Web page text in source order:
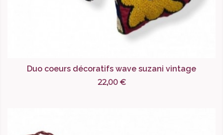
Duo coeurs décoratifs wave suzani vintage
22,00 €